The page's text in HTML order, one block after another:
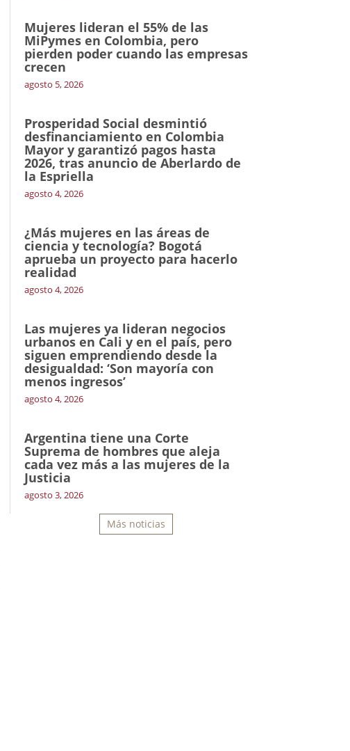
Mujeres lideran el 55% de las
MiPymes en Colombia, pero
pierden poder cuando las empresas
crecen
agosto 5, 2026
Prosperidad Social desmintió
desfinanciamiento en Colombia
Mayor y garantizó pagos hasta
2026, tras anuncio de Aberlardo de
la Espriella
agosto 4, 2026
¿Más mujeres en las áreas de
ciencia y tecnología? Bogotá
aprueba un proyecto para hacerlo
realidad
agosto 4, 2026
Las mujeres ya lideran negocios
urbanos en Cali y en el país, pero
siguen emprendiendo desde la
desigualdad: ‘Son mayoría con
menos ingresos’
agosto 4, 2026
Argentina tiene una Corte
Suprema de hombres que aleja
cada vez más a las mujeres de la
Justicia
agosto 3, 2026
Más noticias